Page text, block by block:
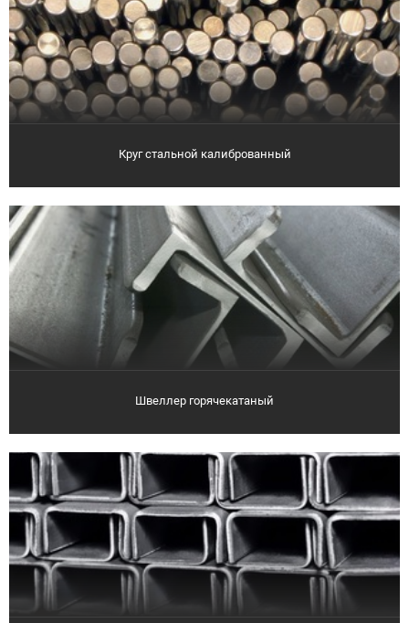
Круг стальной калиброванный
Швеллер горячекатаный